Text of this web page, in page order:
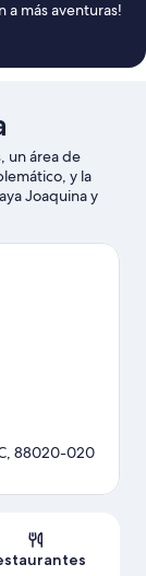
a más aventuras!
un área de
y la
Joaquina y
o partido
da Silva.
88020-020